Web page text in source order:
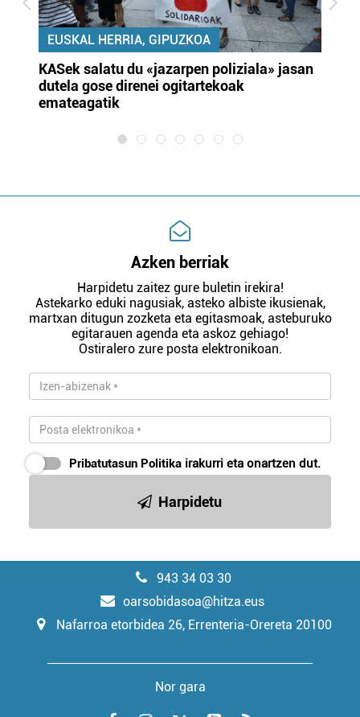
EUSKAL HERRIA, GIPUZKOA
KASek salatu du «jazarpen poliziala» jasan
dutela gose direnei ogitartekoak
emateagatik
Azken berriak
Harpidetu zaitez gure buletin irekira!
Astekarko eduki nagusiak, asteko albiste ikusienak,
martxan ditugun zozketa eta egitasmoak, asteburuko
egitarauen agenda eta askoz gehiago!
Ostiralero zure posta elektronikoan.
Pribatutasun Politika irakurri eta onartzen dut.
Harpidetu
943 34 03 30
oarsobidasoa@hitza.eus
Nafarroa etorbidea 26, Errenteria-Orereta 20100
Nor gara